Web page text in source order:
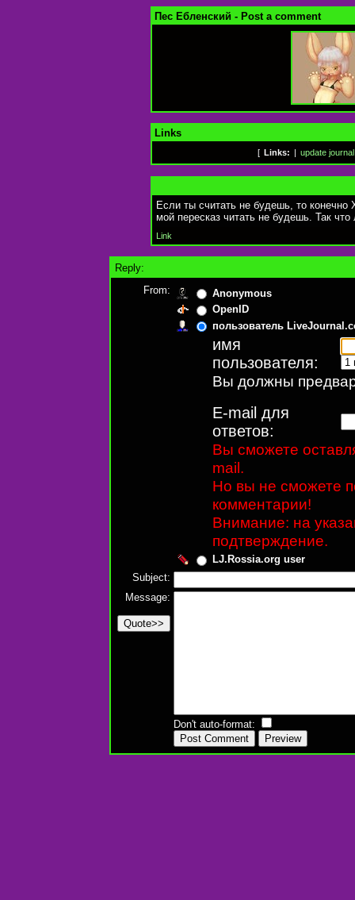
Пес Ебленский - Post a comment
Links
[ Links: update journal
Если ты считать не будешь, то конечно
мой пересказ читать не будешь. Так
Link
Reply:
From:
Anonymous
OpenID
пользователь
имя
пользователя:
Вы должны
E-mail для
ответов:
Вы сможете
mail.
Но вы не сможете
комментарии!
Внимание: на
подтверждение.
LJ.Rossia.org user
Subject:
Message:
Don't auto-format: